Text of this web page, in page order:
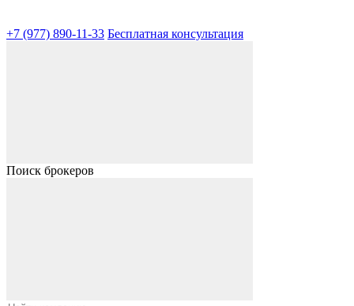
+7 (977) 890-11-33 Бесплатная консультация
Поиск брокеров